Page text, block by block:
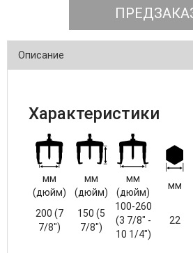
Описание
Характеристики
мм
(дюйм)
мм
(дюйм)
мм
(дюйм)
мм
200 (7
7/8")
150 (5
7/8")
100-260
(3 7/8" -
10 1/4")
22